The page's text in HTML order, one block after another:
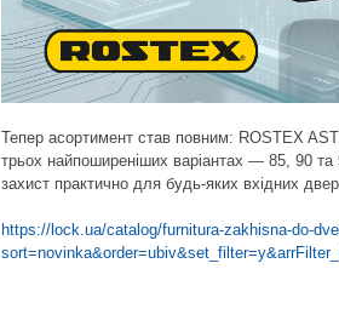
Тепер асортимент став повним: ROSTEX
трьох найпоширеніших варіантах — 85, 90
захист практично для будь-яких вхідних
https://lock.ua/catalog/furnitura-zakhisna-do-